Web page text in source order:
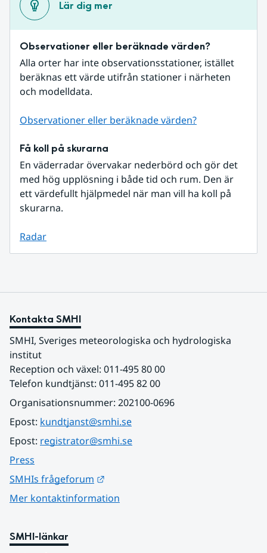
Lär dig mer
Observationer eller beräknade värden?
Alla orter har inte observationsstationer, istället
beräknas ett värde utifrån stationer i närheten
och modelldata.
Observationer eller beräknade värden?
Få koll på skurarna
En väderradar övervakar nederbörd och gör det
med hög upplösning i både tid och rum. Den är
ett värdefullt hjälpmedel när man vill ha koll på
skurarna.
Radar
Kontakta SMHI
SMHI, Sveriges meteorologiska och hydrologiska
institut
Reception och växel: 011-495 80 00
Telefon kundtjänst: 011-495 82 00
Organisationsnummer: 202100-0696
Epost: kundtjanst@smhi.se
Epost: registrator@smhi.se
Press
SMHIs frågeforum
Mer kontaktinformation
SMHI-länkar